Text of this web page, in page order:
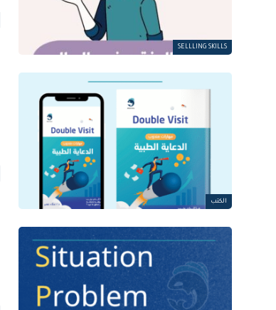
SELLLING SKILLS
الكتب